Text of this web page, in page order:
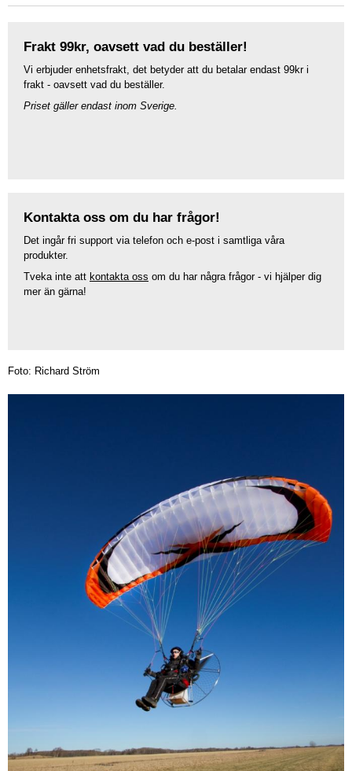
Frakt 99kr, oavsett vad du beställer!
Vi erbjuder enhetsfrakt, det betyder att du betalar endast 99kr i
frakt - oavsett vad du beställer.
Priset gäller endast inom Sverige.
Kontakta oss om du har frågor!
Det ingår fri support via telefon och e-post i samtliga våra
produkter.
Tveka inte att kontakta oss om du har några frågor - vi hjälper dig
mer än gärna!
Foto: Richard Ström